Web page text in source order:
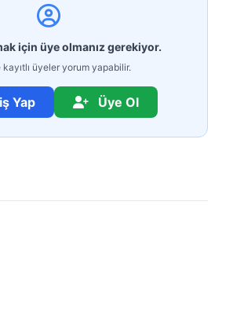
için üye olmanız gerekiyor.
kayıtlı üyeler yorum yapabilir.
Yap Üye Ol